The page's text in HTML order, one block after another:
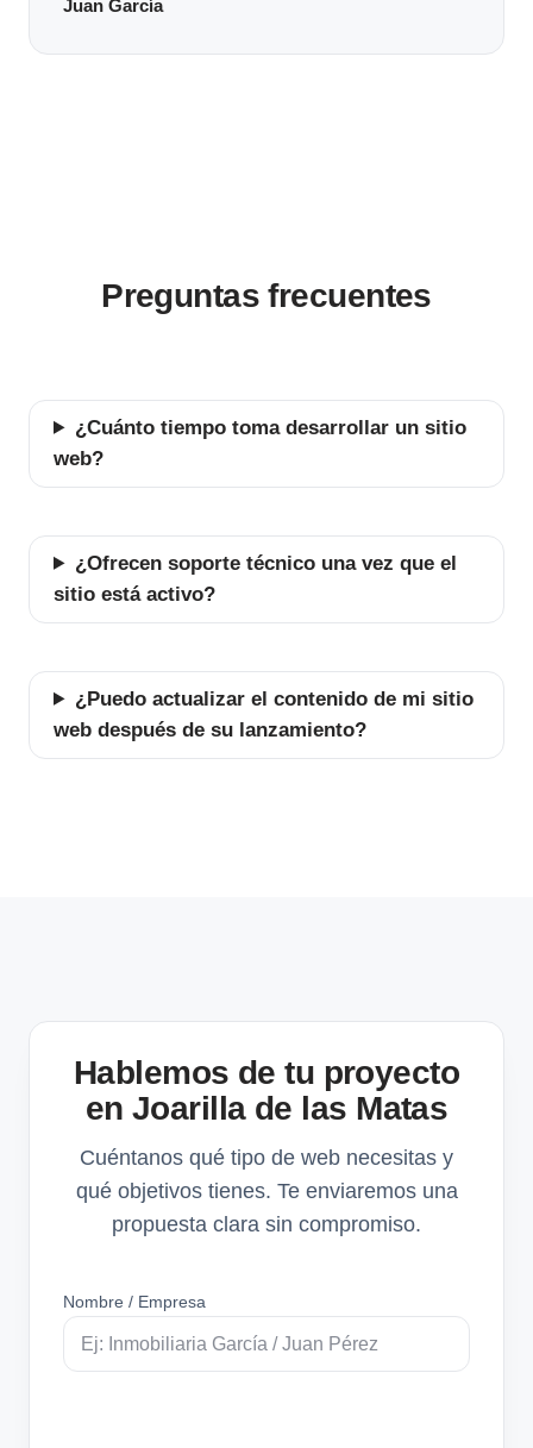
Juan García
Preguntas frecuentes
¿Cuánto tiempo toma desarrollar un sitio
web?
¿Ofrecen soporte técnico una vez que el
sitio está activo?
¿Puedo actualizar el contenido de mi sitio
web después de su lanzamiento?
Hablemos de tu proyecto
en Joarilla de las Matas
Cuéntanos qué tipo de web necesitas y
qué objetivos tienes. Te enviaremos una
propuesta clara sin compromiso.
Nombre / Empresa